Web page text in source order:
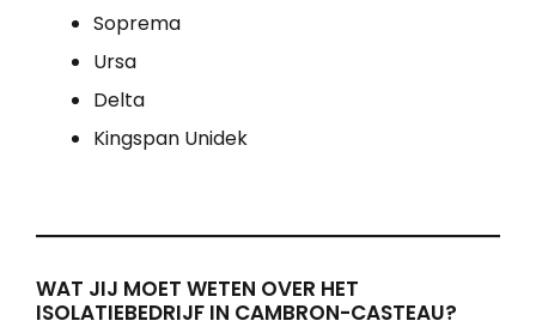
Soprema
Ursa
Delta
Kingspan Unidek
WAT JIJ MOET WETEN OVER HET
ISOLATIEBEDRIJF IN CAMBRON-CASTEAU?